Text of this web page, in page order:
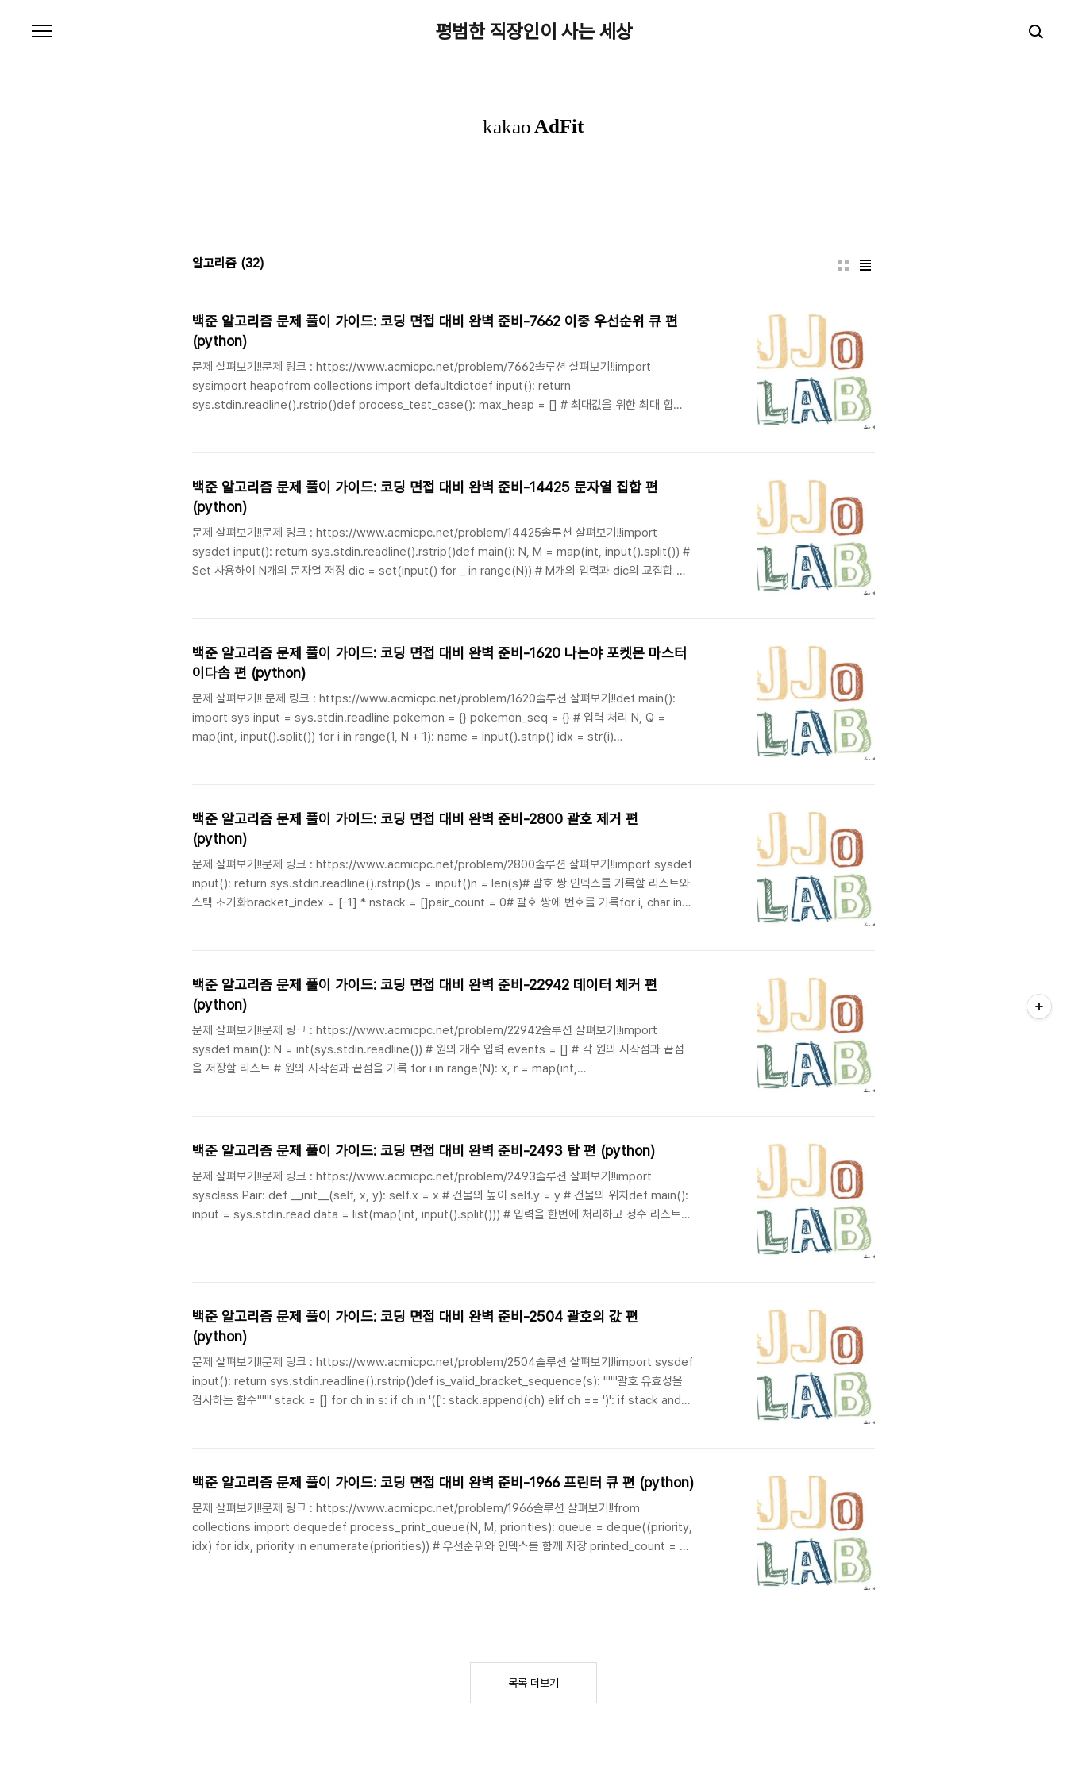
평범한 직장인이 사는 세상
알고리즘 (32)
백준 알고리즘 문제 풀이 가이드: 코딩 면접 대비 완벽 준비-7662 이중 우선순위 큐 편
(python)
문제 살펴보기!!문제 링크 : https://www.acmicpc.net/problem/7662솔루션 살펴보기!!import
sysimport heapqfrom collections import defaultdictdef input(): return
sys.stdin.readline().rstrip()def process_test_case(): max_heap = [] # 최대값을 위한 최대 힙
백준 알고리즘 문제 풀이 가이드: 코딩 면접 대비 완벽 준비-14425 문자열 집합 편
(python)
문제 살펴보기!!문제 링크 : https://www.acmicpc.net/problem/14425솔루션 살펴보기!!import
sysdef input(): return sys.stdin.readline().rstrip()def main(): N, M = map(int, input().split()) #
Set 사용하여 N개의 문자열 저장 dic = set(input() for _ in range(N)) # M개의 입력과 dic의 교집합 개
백준 알고리즘 문제 풀이 가이드: 코딩 면접 대비 완벽 준비-1620 나는야 포켓몬 마스터
이다솜 편 (python)
문제 살펴보기!! 문제 링크 : https://www.acmicpc.net/problem/1620솔루션 살펴보기!!def main():
import sys input = sys.stdin.readline pokemon = {} pokemon_seq = {} # 입력 처리 N, Q =
map(int, input().split()) for i in range(1, N + 1): name = input().strip() idx = str(i)
백준 알고리즘 문제 풀이 가이드: 코딩 면접 대비 완벽 준비-2800 괄호 제거 편
(python)
문제 살펴보기!!문제 링크 : https://www.acmicpc.net/problem/2800솔루션 살펴보기!!import sysdef
input(): return sys.stdin.readline().rstrip()s = input()n = len(s)# 괄호 쌍 인덱스를 기록할 리스트와
스택 초기화bracket_index = [-1] * nstack = []pair_count = 0# 괄호 쌍에 번호를 기록for i, char in
백준 알고리즘 문제 풀이 가이드: 코딩 면접 대비 완벽 준비-22942 데이터 체커 편
(python)
문제 살펴보기!!문제 링크 : https://www.acmicpc.net/problem/22942솔루션 살펴보기!!import
sysdef main(): N = int(sys.stdin.readline()) # 원의 개수 입력 events = [] # 각 원의 시작점과 끝점
을 저장할 리스트 # 원의 시작점과 끝점을 기록 for i in range(N): x, r = map(int,
백준 알고리즘 문제 풀이 가이드: 코딩 면접 대비 완벽 준비-2493 탑 편 (python)
문제 살펴보기!!문제 링크 : https://www.acmicpc.net/problem/2493솔루션 살펴보기!!import
sysclass Pair: def __init__(self, x, y): self.x = x # 건물의 높이 self.y = y # 건물의 위치def main():
input = sys.stdin.read data = list(map(int, input().split())) # 입력을 한번에 처리하고 정수 리스트로
백준 알고리즘 문제 풀이 가이드: 코딩 면접 대비 완벽 준비-2504 괄호의 값 편
(python)
문제 살펴보기!!문제 링크 : https://www.acmicpc.net/problem/2504솔루션 살펴보기!!import sysdef
input(): return sys.stdin.readline().rstrip()def is_valid_bracket_sequence(s): """괄호 유효성을
검사하는 함수""" stack = [] for ch in s: if ch in '([': stack.append(ch) elif ch == ')': if stack and
백준 알고리즘 문제 풀이 가이드: 코딩 면접 대비 완벽 준비-1966 프린터 큐 편 (python)
문제 살펴보기!!문제 링크 : https://www.acmicpc.net/problem/1966솔루션 살펴보기!!from
collections import dequedef process_print_queue(N, M, priorities): queue = deque((priority,
idx) for idx, priority in enumerate(priorities)) # 우선순위와 인덱스를 함께 저장 printed_count = 0
목록 더보기